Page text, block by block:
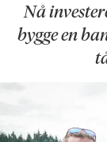
Nå
bygge en